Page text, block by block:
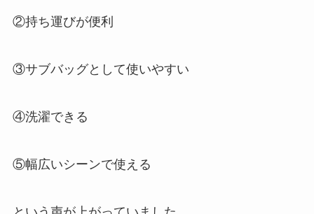
②持ち運びが便利
③サブバッグとして使いやすい
④洗濯できる
⑤幅広いシーンで使える